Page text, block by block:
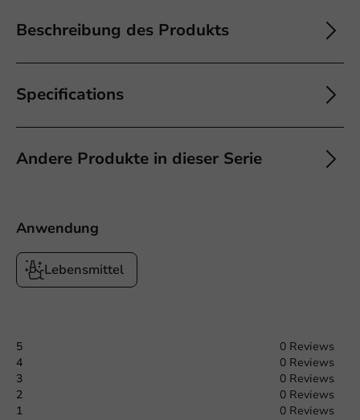
Beschreibung des Produkts
Specifications
Andere Produkte in dieser Serie
Anwendung
Lebensmittel
5
0 Reviews
4
0 Reviews
3
0 Reviews
2
0 Reviews
1
0 Reviews